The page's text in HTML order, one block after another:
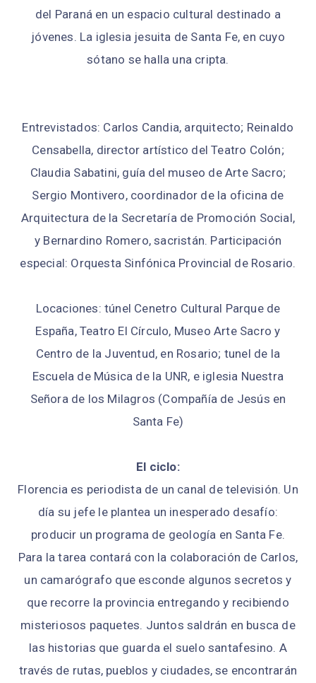
del Paraná en un espacio cultural destinado a
jóvenes. La iglesia jesuita de Santa Fe, en cuyo
sótano se halla una cripta.
Entrevistados: Carlos Candia, arquitecto; Reinaldo
Censabella, director artístico del Teatro Colón;
Claudia Sabatini, guía del museo de Arte Sacro;
Sergio Montivero, coordinador de la oficina de
Arquitectura de la Secretaría de Promoción Social,
y Bernardino Romero, sacristán. Participación
especial: Orquesta Sinfónica Provincial de Rosario.
Locaciones: túnel Cenetro Cultural Parque de
España, Teatro El Círculo, Museo Arte Sacro y
Centro de la Juventud, en Rosario; tunel de la
Escuela de Música de la UNR, e iglesia Nuestra
Señora de los Milagros (Compañía de Jesús en
Santa Fe)
El ciclo:
Florencia es periodista de un canal de televisión. Un
día su jefe le plantea un inesperado desafío:
producir un programa de geología en Santa Fe.
Para la tarea contará con la colaboración de Carlos,
un camarógrafo que esconde algunos secretos y
que recorre la provincia entregando y recibiendo
misteriosos paquetes. Juntos saldrán en busca de
las historias que guarda el suelo santafesino. A
través de rutas, pueblos y ciudades, se encontrarán